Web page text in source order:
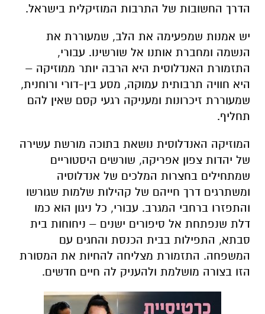
הדרך החשובות של התרבות המוזיקלית בישראל.
יש אמנות שמפעימה את הלב, שמעוררת את
הנשמה ומחברת אותנו אל שורשינו. עבורי,
התזמורת האנדלוסית היא הרבה יותר ממוזיקה –
היא חוויה תרבותית עמוקה, מסע בין-דורי ורוחנית,
שמעוררת זיכרונות ומעניקה רגעי קסם שאין להם
תחליף.
המוזיקה האנדלוסית נושאת בתוכה מורשת עשירה
של יהדות צפון אפריקה, שורשים היסטוריים
שמתחילים בחצרות המלכים של אנדלוסיה
ומשתרגים דרך חייהם של קהילות שלמות שגורשו
והתפזרו ברחבי המגרב. עבורי, כל ניגון הוא כמו
דלת שנפתחת אל סיפורים ישנים – ניחוחות בית
סבתא, התפילות בבית הכנסת והחגים עם
המשפחה. התזמורת מצליחה להחיות את המסורת
הזו בצורה מושלמת ולהעניק לה חיים חדשים.